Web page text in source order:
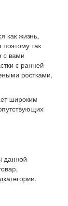
как жизнь,
так
с вами
с ранней
ростками,
широким
данной